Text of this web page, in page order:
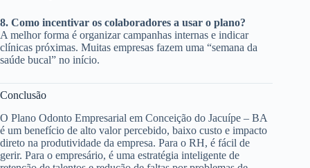
8. Como incentivar os colaboradores a usar o plano?
A melhor forma é organizar campanhas internas e indicar
clínicas próximas. Muitas empresas fazem uma “semana da
saúde bucal” no início.
Conclusão
O Plano Odonto Empresarial em Conceição do Jacuípe – BA
é um benefício de alto valor percebido, baixo custo e impacto
direto na produtividade da empresa. Para o RH, é fácil de
gerir. Para o empresário, é uma estratégia inteligente de